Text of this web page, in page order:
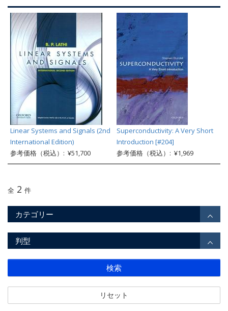
Linear Systems and Signals (2nd
International Edition)
参考価格（税込）: ¥51,700
Superconductivity: A Very Short
Introduction [#204]
参考価格（税込）: ¥1,969
全 2 件
カテゴリー
判型
検索
リセット